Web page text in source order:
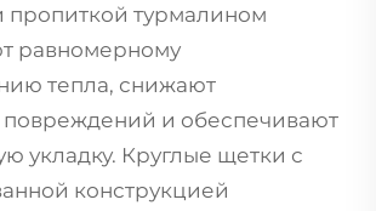
пропиткой турмалином
равномерному
тепла, снижают
повреждений и обеспечивают
укладку. Круглые щетки с
конструкцией